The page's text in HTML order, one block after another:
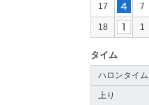
17 7
18 1
タイム
ハロンタイム
上り